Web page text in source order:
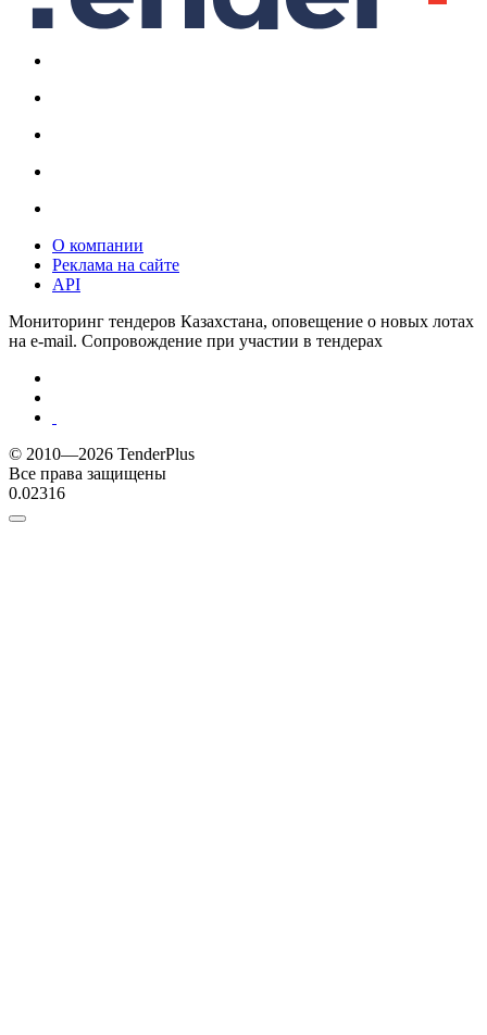
О компании
Реклама на сайте
API
Мониторинг тендеров Казахстана, оповещение о новых лотах
на e-mail. Сопровождение при участии в тендерах
© 2010—2026 TenderPlus
Все права защищены
0.02316